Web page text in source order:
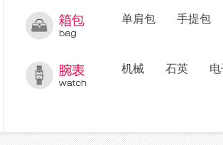
单肩包 手提包
机械 石英